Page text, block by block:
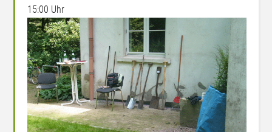
15:00 Uhr